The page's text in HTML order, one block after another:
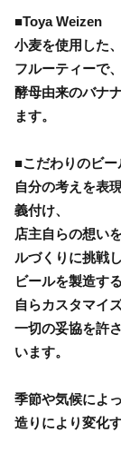
■Toya Weizen
小麦を使用した
フルーティーで
酵母由来のバナ
ます。
■こだわりのビー
自分の考えを表
義付け、
店主自らの想い
ルづくりに挑戦
ビールを製造す
自らカスタマイズ
一切の妥協を許
います。
季節や気候によ
造りにより変化